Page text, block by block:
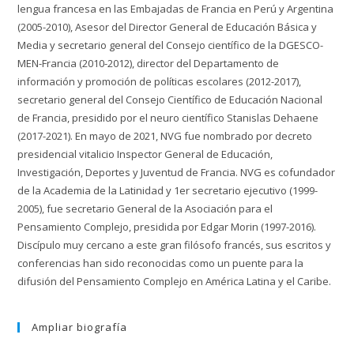
lengua francesa en las Embajadas de Francia en Perú y Argentina
(2005-2010), Asesor del Director General de Educación Básica y
Media y secretario general del Consejo científico de la DGESCO-
MEN-Francia (2010-2012), director del Departamento de
información y promoción de políticas escolares (2012-2017),
secretario general del Consejo Científico de Educación Nacional
de Francia, presidido por el neuro científico Stanislas Dehaene
(2017-2021). En mayo de 2021, NVG fue nombrado por decreto
presidencial vitalicio Inspector General de Educación,
Investigación, Deportes y Juventud de Francia. NVG es cofundador
de la Academia de la Latinidad y 1er secretario ejecutivo (1999-
2005), fue secretario General de la Asociación para el
Pensamiento Complejo, presidida por Edgar Morin (1997-2016).
Discípulo muy cercano a este gran filósofo francés, sus escritos y
conferencias han sido reconocidas como un puente para la
difusión del Pensamiento Complejo en América Latina y el Caribe.
Ampliar biografía